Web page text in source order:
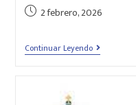
2 febrero, 2026
Continuar Leyendo